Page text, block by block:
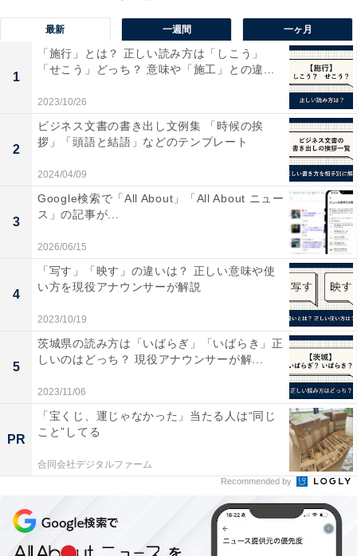
今の仕事、いつまで続ける？ 「地元で何をしたい
か」がカギ
さて、本題の「今の仕事をいつまで続けるべきか」とい
う問いですが、その答えは「地元で何をしたいか」によ
って大きく変わってきます。
もし地元に、今のあなたの「強み」（スキルや経験、専
門知識など）を存分に生かせる仕事、あるいは希望する
職種や業界があるなら、今の仕事でさらにその強みを磨
き、具体的な実績を積み上げることが何よりの準備にな
ります。
一方で、「地元に戻ったら、新しいことにチャレンジし
たい」と考えているなら、早めの準備と情報収集がカギ
になります。今の仕事で得られるスキルが直接生かせな
い可能性があるため、新しい分野の知識を学んだり、関
最新 一週間 一ヶ月
1
「施行」とは？ 正しい読み方は「しこう」
「せこう」どっち？ 意味や「施工」との違...
2023/10/26
2
ビジネス文書の書き出し文例集 「時候の挨
拶」「頭語と結語」などのテンプレート
2024/04/09
3
Google検索で「All About」「All About ニュー
ス」の記事が...
2026/06/15
4
「写す」「映す」の違いは？ 正しい意味や使
い方を現役アナウンサーが解説
2023/10/19
5
茨城県の読み方は「いばらぎ」「いばらき」正
しいのはどっち？ 現役アナウンサーが解...
2023/11/06
PR
「宝くじ、運じゃなかった」当たる人は“同じ
こと”してる
合同会社デジタルファーム
Recommended by